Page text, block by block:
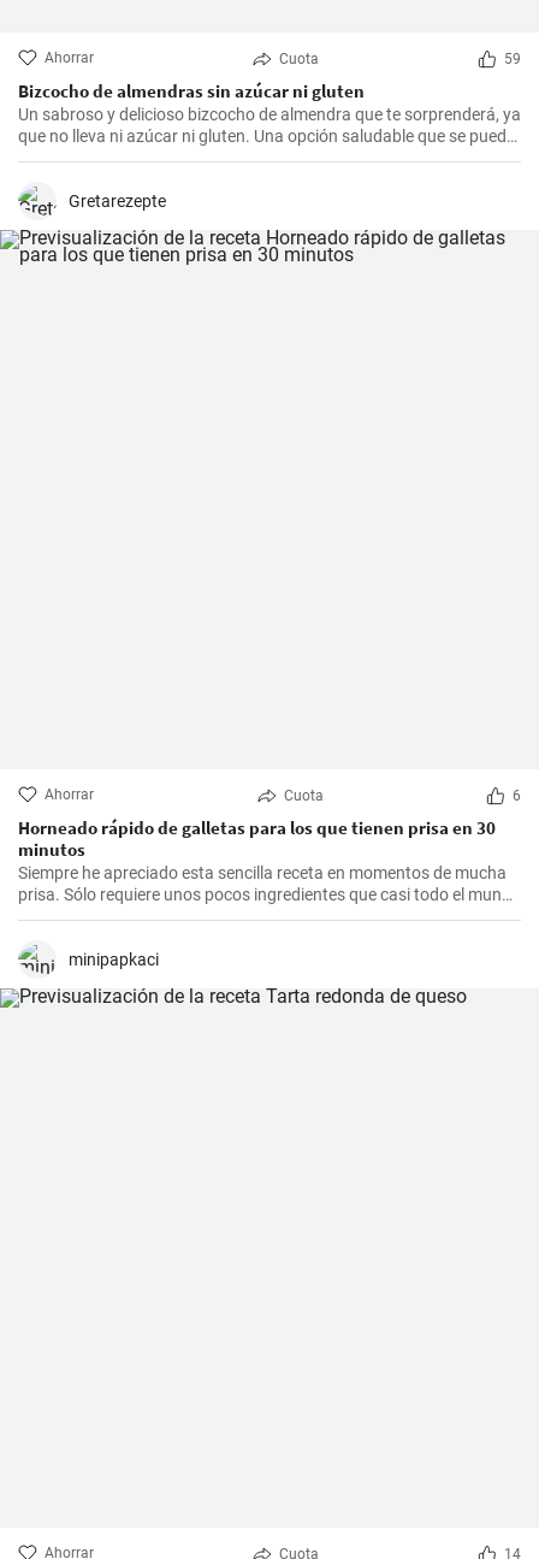
Ahorrar Cuota 59
Bizcocho de almendras sin azúcar ni gluten
Un sabroso y delicioso bizcocho de almendra que te sorprenderá, ya
que no lleva ni azúcar ni gluten. Una opción saludable que se puede
adaptar a muchas personas.
Gretarezepte
Ahorrar Cuota 6
Horneado rápido de galletas para los que tienen prisa en 30
minutos
Siempre he apreciado esta sencilla receta en momentos de mucha
prisa. Sólo requiere unos pocos ingredientes que casi todo el mundo
tiene en casa, y en apenas 30 minutos puedes estar disfrutando de
sabor dulce, siempre eran un éxito para las visitas improvisadas y
minipapkaci
Ahorrar Cuota 14